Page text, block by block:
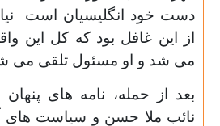
دست خود انگلیسیان است
از این غافل بود که کل این
می شد و او مسئول تلقی
بعد از حمله، نامه های
نائب ملا حسن و سیاست های